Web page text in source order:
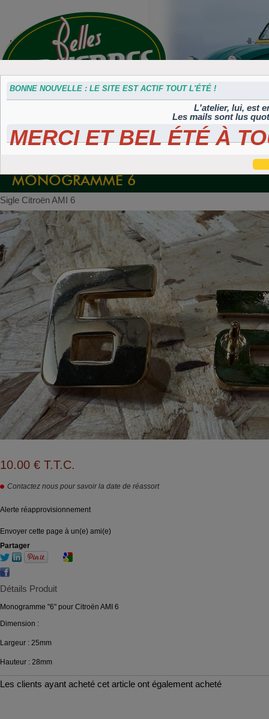
Accessoires
divers
Plaques 3D
Maillefaud et
Plaques
immatriculation
Plaques
autocollantes et
Plaques
peintes
BONNE NOUVELLE : LE SITE EST ACTIF TOUT L'ÉTÉ !
L'atelier, lui, est
Les mails sont lus
MERCI ET BEL ÉTÉ À
MONOGRAMME 6
Sigle Citroën AMI 6
10.00 € T.T.C.
Contactez nous pour savoir la date de réassort
Alerte réapprovisionnement
Envoyer cette page à un(e) ami(e)
Partager
Détails Produit
Monogramme "6" pour Citroën AMI 6
Dimension :
Largeur : 25mm
Hauteur : 28mm
Les clients ayant acheté cet article ont également acheté